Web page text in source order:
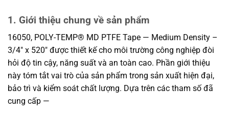
1. Giới thiệu chung về sản phẩm
16050, POLY-TEMP® MD PTFE Tape — Medium Density –
3/4″ x 520″ được thiết kế cho môi trường công nghiệp đòi
hỏi độ tin cậy, năng suất và an toàn cao. Phần giới thiệu
này tóm tắt vai trò của sản phẩm trong sản xuất hiện đại,
bảo trì và kiểm soát chất lượng. Dựa trên các tham số đã
cung cấp —